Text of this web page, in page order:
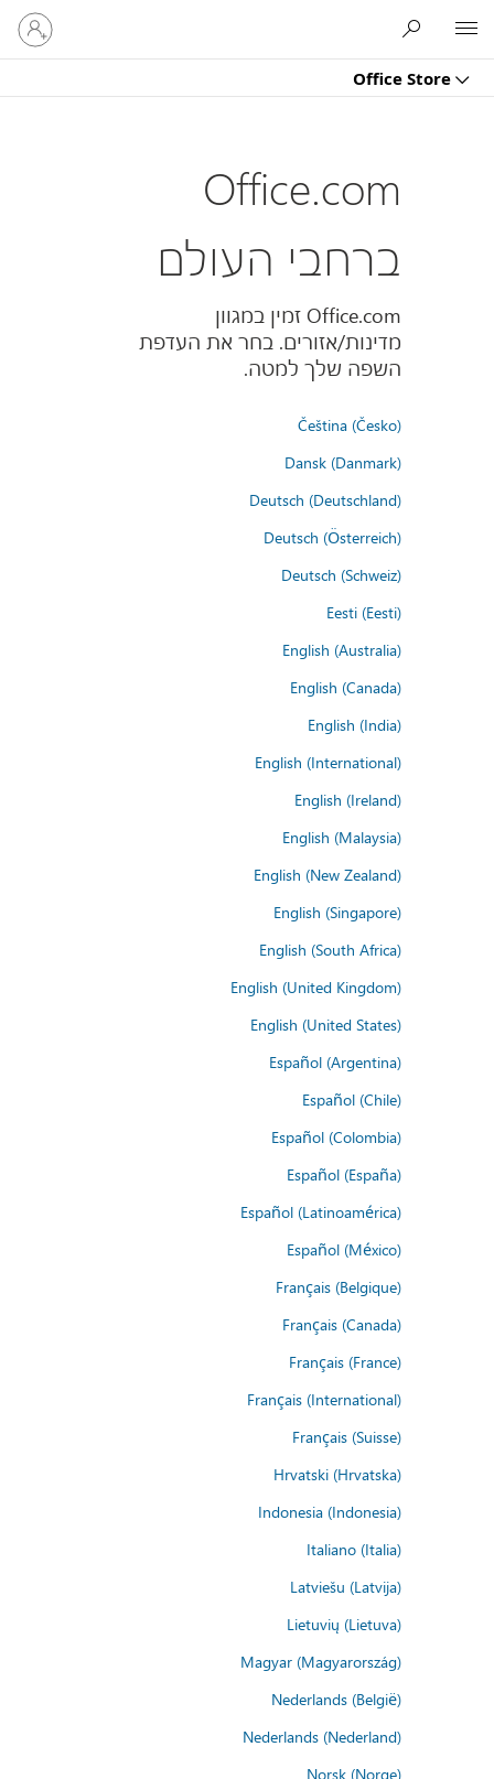
Office Store
היכנס
לחשבון
שלך
Office.com
ברחבי העולם
Office.com זמין במגוון
מדינות/אזורים. בחר את העדפת
השפה שלך למטה.
Čeština (Česko)
Dansk (Danmark)
Deutsch (Deutschland)
Deutsch (Österreich)
Deutsch (Schweiz)
Eesti (Eesti)
English (Australia)
English (Canada)
English (India)
English (International)
English (Ireland)
English (Malaysia)
English (New Zealand)
English (Singapore)
English (South Africa)
English (United Kingdom)
English (United States)
Español (Argentina)
Español (Chile)
Español (Colombia)
Español (España)
Español (Latinoamérica)
Español (México)
Français (Belgique)
Français (Canada)
Français (France)
Français (International)
Français (Suisse)
Hrvatski (Hrvatska)
Indonesia (Indonesia)
Italiano (Italia)
Latviešu (Latvija)
Lietuvių (Lietuva)
Magyar (Magyarország)
Nederlands (België)
Nederlands (Nederland)
Norsk (Norge)